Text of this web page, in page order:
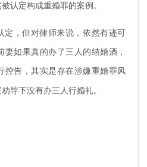
认定构成重婚罪的案例。
定，但对律师来说，依然有迹可
如果真的办了三人的结婚酒，
控告，其实是存在涉嫌重婚罪风
导下没有办三人行婚礼。